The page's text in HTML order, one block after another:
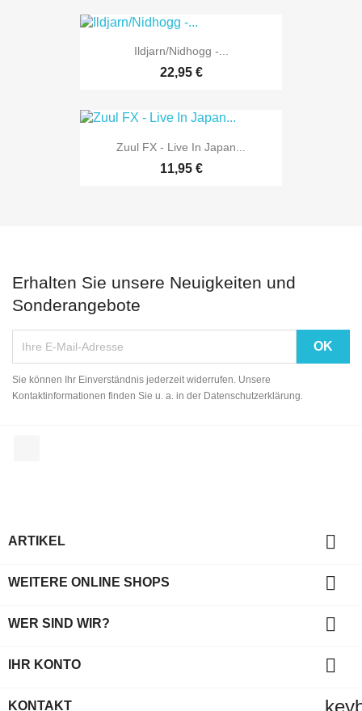
Ildjarn/Nidhogg -...
22,95 €
Zuul FX - Live In Japan...
11,95 €
Erhalten Sie unsere Neuigkeiten und
Sonderangebote
Sie können Ihr Einverständnis jederzeit widerrufen. Unsere
Kontaktinformationen finden Sie u. a. in der Datenschutzerklärung.
ARTIKEL 
WEITERE ONLINE SHOPS 
WER SIND WIR? 
IHR KONTO 
KONTAKT